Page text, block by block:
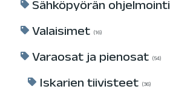
Sähköpyörän ohjelmointi
Valaisimet 16
Varaosat ja pienosat 54
Iskarien tiivisteet 36